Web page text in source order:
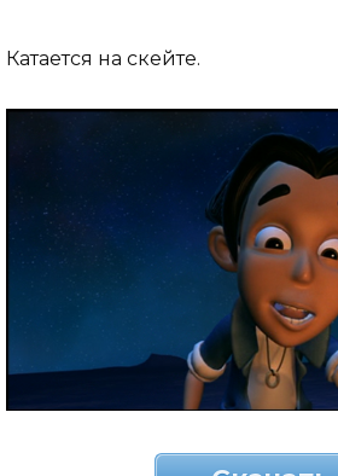
Катается на скейте.